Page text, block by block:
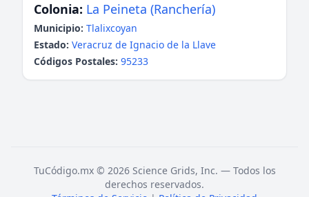
Colonia: La Peineta (Ranchería)
Municipio: Tlalixcoyan
Estado: Veracruz de Ignacio de la Llave
Códigos Postales: 95233
TuCódigo.mx © 2026 Science Grids, Inc. — Todos los
derechos reservados.